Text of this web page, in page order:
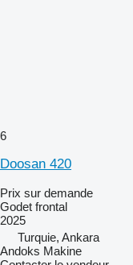
6
Doosan 420
Prix sur demande
Godet frontal
2025
Turquie, Ankara
Andoks Makine